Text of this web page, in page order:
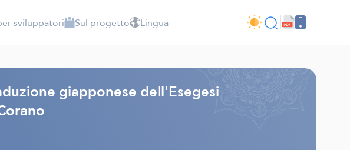
sviluppatori Sul progetto Lingua
giapponese dell'Esegesi